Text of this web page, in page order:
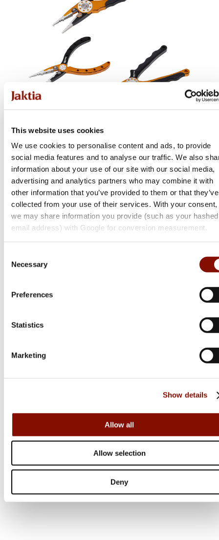
This website uses cookies
We use cookies to personalise content and ads, to provide
social media features and to analyse our traffic. We also
information about your use of our site with our social media,
advertising and analytics partners who may combine it with
other information that you’ve provided to them or that they’ve
collected from your use of their services. With your consent,
we may share information you provide (such as your hashed
email address) with Google for conversion measurement.
Selection
Necessary
Preferences
Statistics
Marketing
Show details
Allow all
Allow selection
Deny
Alu Pro Pliers
Flera varianter
Från 499 kr
Online: I lager
Predator Net
Från 499 kr